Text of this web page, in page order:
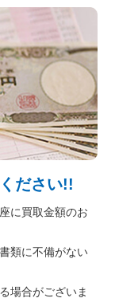
ださい!!
に買取金額のお
類に不備がない
場合がございま